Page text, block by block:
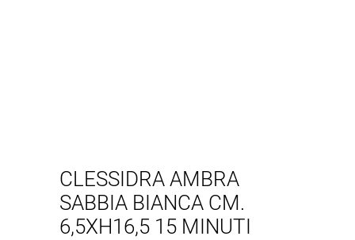
CLESSIDRA AMBRA
SABBIA BIANCA CM.
6,5XH16,5 15 MINUTI